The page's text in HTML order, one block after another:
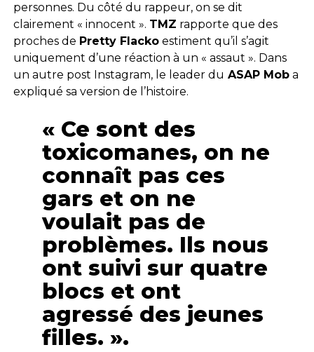
personnes. Du côté du rappeur, on se dit
clairement « innocent ». TMZ rapporte que des
proches de Pretty Flackoestiment qu’il s’agit
uniquement d’une réaction à un « assaut ». Dans
un autre post Instagram, le leader du ASAP Moba
expliqué sa version de l’histoire.
« Ce sont des
toxicomanes, on ne
connaît pas ces
gars et on ne
voulait pas de
problèmes. Ils nous
ont suivi sur quatre
blocs et ont
agressé des jeunes
filles. ».